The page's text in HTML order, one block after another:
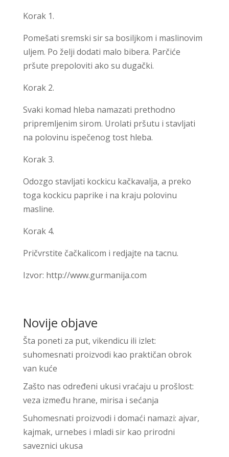
Korak 1.
Pomešati sremski sir sa bosiljkom i maslinovim
uljem. Po želji dodati malo bibera. Parčiće
pršute prepoloviti ako su dugački.
Korak 2.
Svaki komad hleba namazati prethodno
pripremljenim sirom. Urolati pršutu i stavljati
na polovinu ispečenog tost hleba.
Korak 3.
Odozgo stavljati kockicu kačkavalja, a preko
toga kockicu paprike i na kraju polovinu
masline.
Korak 4.
Pričvrstite čačkalicom i redjajte na tacnu.
Izvor: http://www.gurmanija.com
Novije objave
Šta poneti za put, vikendicu ili izlet:
suhomesnati proizvodi kao praktičan obrok
van kuće
Zašto nas određeni ukusi vraćaju u prošlost:
veza između hrane, mirisa i sećanja
Suhomesnati proizvodi i domaći namazi: ajvar,
kajmak, urnebes i mladi sir kao prirodni
saveznici ukusa